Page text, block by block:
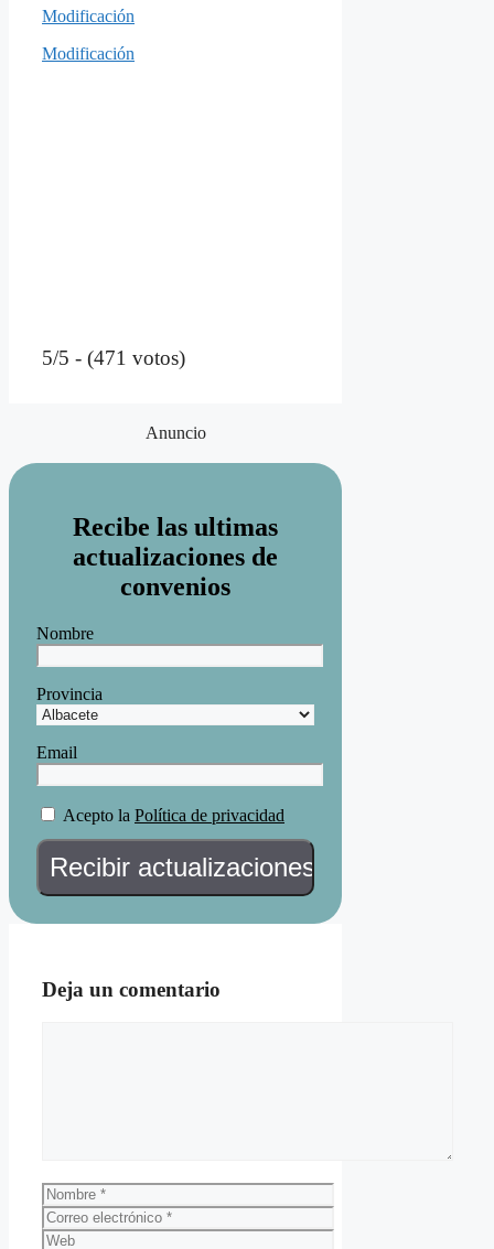
Modificación
Modificación
5/5 - (471 votos)
Anuncio
Recibe las ultimas
actualizaciones de
convenios
Nombre
Provincia
Email
Acepto la Política de privacidad
Deja un comentario
Nombre
Correo
electrónico
Web